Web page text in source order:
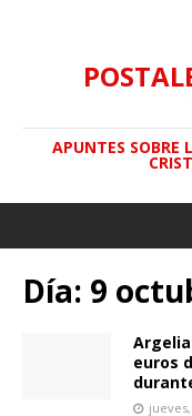
APUNTES SOBRE
Día: 9
euros